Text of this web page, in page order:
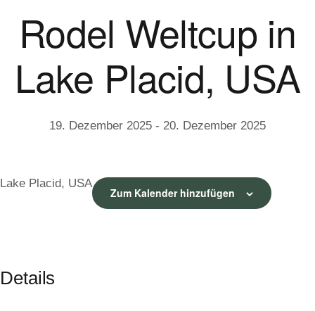
Rodel Weltcup in
Lake Placid, USA
19. Dezember 2025 - 20. Dezember 2025
Lake Placid, USA
Zum Kalender hinzufügen
Details